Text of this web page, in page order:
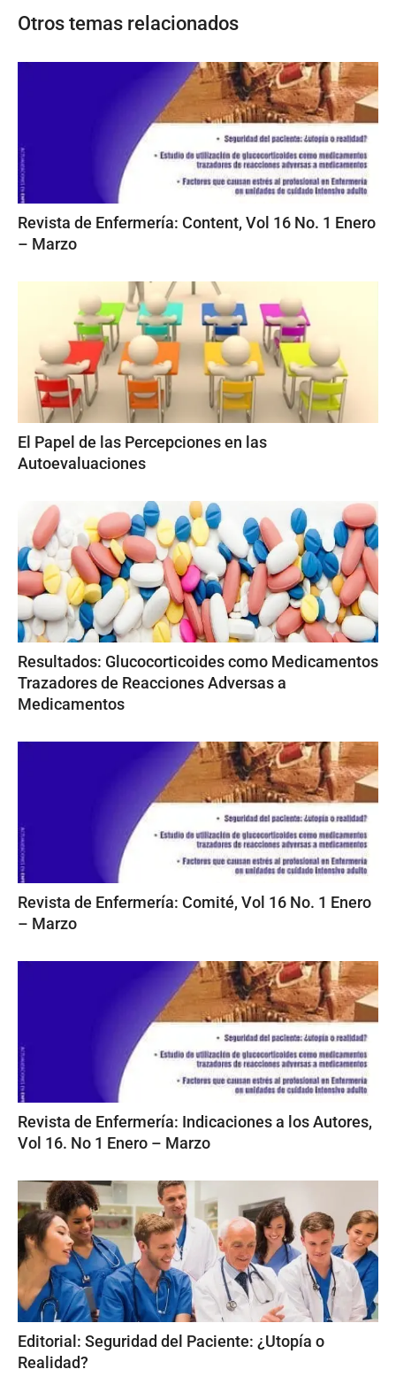
Otros temas relacionados
Revista de Enfermería: Content, Vol 16 No. 1 Enero
– Marzo
El Papel de las Percepciones en las
Autoevaluaciones
Resultados: Glucocorticoides como Medicamentos
Trazadores de Reacciones Adversas a
Medicamentos
Revista de Enfermería: Comité, Vol 16 No. 1 Enero
– Marzo
Revista de Enfermería: Indicaciones a los Autores,
Vol 16. No 1 Enero – Marzo
Editorial: Seguridad del Paciente: ¿Utopía o
Realidad?